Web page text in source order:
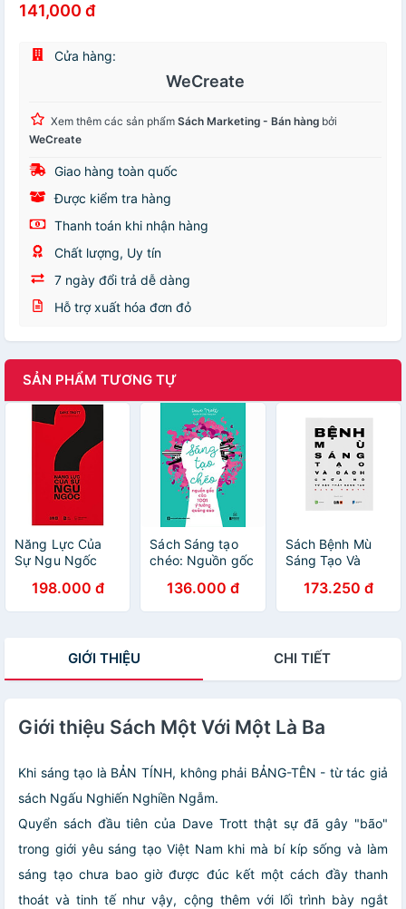
141,000 đ
Cửa hàng:
WeCreate
Xem thêm các sản phẩm Sách Marketing - Bán hàng bởi
WeCreate
Giao hàng toàn quốc
Được kiểm tra hàng
Thanh toán khi nhận hàng
Chất lượng, Uy tín
7 ngày đổi trả dễ dàng
Hỗ trợ xuất hóa đơn đỏ
SẢN PHẨM TƯƠNG TỰ
Năng Lực Của
Sự Ngu Ngốc
198.000 đ
Sách Sáng tạo
chéo: Nguồn gốc
quảng cáo
136.000 đ
Sách Bệnh Mù
Sáng Tạo Và
173.250 đ
GIỚI THIỆU CHI TIẾT
Giới thiệu Sách Một Với Một Là Ba
Khi sáng tạo là BẢN TÍNH, không phải BẢNG-TÊN - từ tác giả
sách Ngấu Nghiến Nghiền Ngẫm.
Quyển sách đầu tiên của Dave Trott thật sự đã gây "bão"
trong giới yêu sáng tạo Việt Nam khi mà bí kíp sống và làm
sáng tạo chưa bao giờ được đúc kết một cách đầy thanh
thoát và tinh tế như vậy, cộng thêm với lối trình bày ngắt